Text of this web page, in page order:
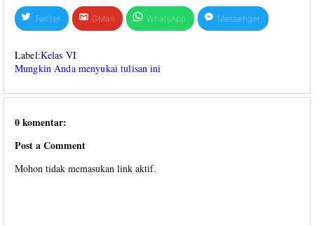
Twitter GMail WhatsApp Messenger
Label:Kelas VI
Mungkin Anda menyukai tulisan ini
0 komentar:
Post a Comment
Mohon tidak memasukan link aktif.